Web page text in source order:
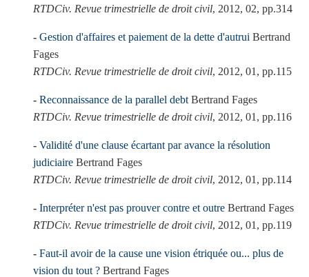
RTDCiv. Revue trimestrielle de droit civil, 2012, 02, pp.314
Gestion d'affaires et paiement de la dette d'autrui Bertrand
Fages
RTDCiv. Revue trimestrielle de droit civil, 2012, 01, pp.115
Reconnaissance de la parallel debt Bertrand Fages
RTDCiv. Revue trimestrielle de droit civil, 2012, 01, pp.116
Validité d'une clause écartant par avance la résolution
judiciaire Bertrand Fages
RTDCiv. Revue trimestrielle de droit civil, 2012, 01, pp.114
Interpréter n'est pas prouver contre et outre Bertrand Fages
RTDCiv. Revue trimestrielle de droit civil, 2012, 01, pp.119
Faut-il avoir de la cause une vision étriquée ou... plus de
vision du tout ? Bertrand Fages